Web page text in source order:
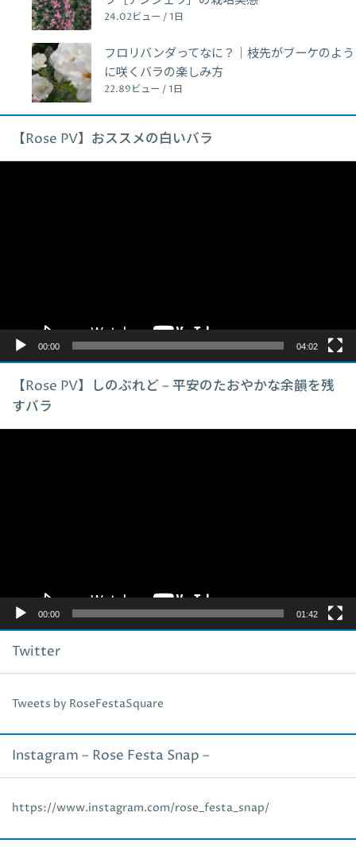
24.02ビュー / 1日
フロリバンダってなに？｜枝先がブーケのよう
に咲くバラの楽しみ方
22.89ビュー / 1日
【Rose PV】おススメの白いバラ
00:00 04:02
【Rose PV】しのぶれど – 平安のたおやかな余韻を残
すバラ
00:00 01:42
Twitter
Tweets by RoseFestaSquare
Instagram – Rose Festa Snap –
https://www.instagram.com/rose_festa_snap/